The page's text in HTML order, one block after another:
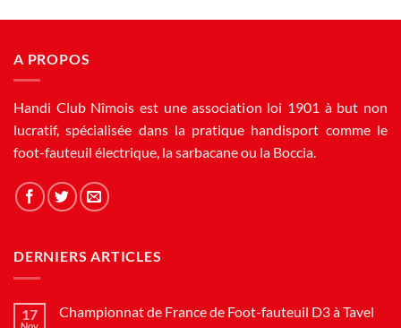
A PROPOS
Handi Club Nîmois est une association loi 1901 à but non
lucratif, spécialisée dans la pratique handisport comme le
foot-fauteuil électrique, la sarbacane ou la Boccia.
DERNIERS ARTICLES
17
Nov
Championnat de France de Foot-fauteuil D3 à Tavel